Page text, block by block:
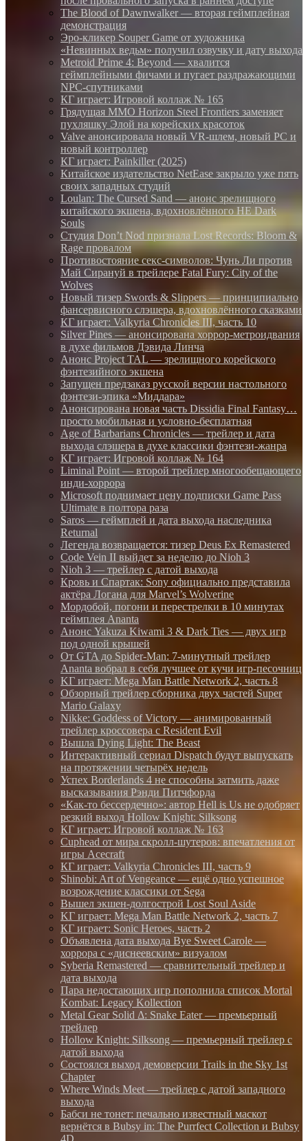
The Blood of Dawnwalker — вторая геймплейная
демонстрация
Эро-кликер Souper Game от художника
«Невинных ведьм» получил озвучку и дату выхода
Metroid Prime 4: Beyond — хвалится
геймплейными фичами и пугает раздражающими
NPC-спутниками
КГ играет: Игровой коллаж № 165
Грядущая MMO Horizon Steel Frontiers заменяет
пухляшку Элой на корейских красоток
Valve анонсировала новый VR-шлем, новый PC и
новый контроллер
КГ играет: Painkiller (2025)
Китайское издательство NetEase закрыло уже пять
своих западных студий
Loulan: The Cursed Sand — анонс зрелищного
китайского экшена, вдохновлённого НЕ Dark
Souls
Студия Don’t Nod признала Lost Records: Bloom &
Rage провалом
Противостояние секс-символов: Чунь Ли против
Май Сирануй в трейлере Fatal Fury: City of the
Wolves
Новый тизер Swords & Slippers — принципиально
фансервисного слэшера, вдохновлённого сказками
КГ играет: Valkyria Chronicles III, часть 10
Silver Pines — анонсирована хоррор-метроидвания
в духе фильмов Дэвида Линча
Анонс Project TAL — зрелищного корейского
фэнтезийного экшена
Запущен предзаказ русской версии настольного
фэнтези-эпика «Миддара»
Анонсирована новая часть Dissidia Final Fantasy…
просто мобильная и условно-бесплатная
Age of Barbarians Chronicles — трейлер и дата
выхода слэшера в духе классики фэнтези-жанра
КГ играет: Игровой коллаж № 164
Liminal Point — второй трейлер многообещающего
инди-хоррора
Microsoft поднимает цену подписки Game Pass
Ultimate в полтора раза
Saros — геймплей и дата выхода наследника
Returnal
Легенда возвращается: тизер Deus Ex Remastered
Code Vein II выйдет за неделю до Nioh 3
Nioh 3 — трейлер с датой выхода
Кровь и Спартак: Sony официально представила
актёра Логана для Marvel’s Wolverine
Мордобой, погони и перестрелки в 10 минутах
геймплея Ananta
Анонс Yakuza Kiwami 3 & Dark Ties — двух игр
под одной крышей
От GTA до Spider-Man: 7-минутный трейлер
Ananta вобрал в себя лучшее от кучи игр-песочниц
KГ игpaeт: Mega Man Battle Network 2, часть 8
Обзорный трейлер сборника двух частей Super
Mario Galaxy
Nikke: Goddess of Victory — анимированный
трейлер кроссовера с Resident Evil
Вышла Dying Light: The Beast
Интерактивный сериал Dispatch будут выпускать
на протяжении четырёх недель
Успех Borderlands 4 не способны затмить даже
высказывания Рэнди Питчфорда
«Как-то бессердечно»: автор Hell is Us не одобряет
резкий выход Hollow Knight: Silksong
КГ играет: Игровой коллаж № 163
Cuphead от мира скролл-шутеров: впечатления от
игры Acecraft
КГ играет: Valkyria Chronicles III, часть 9
Shinobi: Art of Vengeance — ещё одно успешное
возрождение классики от Sega
Вышел экшен-долгострой Lost Soul Aside
KГ игpaeт: Mega Man Battle Network 2, часть 7
КГ играет: Sonic Heroes, часть 2
Объявлена дата выхода Bye Sweet Carole —
хоррора с «диснеевским» визуалом
Syberia Remastered — сравнительный трейлер и
дата выхода
Пара недостающих игр пополнила список Mortal
Kombat: Legacy Kollection
Metal Gear Solid Δ: Snake Eater — премьерный
трейлер
Hollow Knight: Silksong — премьерный трейлер с
датой выхода
Состоялся выход демоверсии Trails in the Sky 1st
Chapter
Where Winds Meet — трейлер с датой западного
выхода
Бабси не тонет: печально известный маскот
вернётся в Bubsy in: The Purrfect Collection и Bubsy
4D